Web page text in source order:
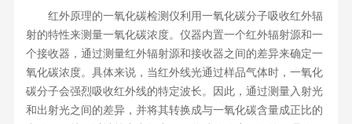
红外原理的一氧化碳检测仪利用一氧化碳分子吸收红外辐
射的特性来测量一氧化碳浓度。仪器内置一个红外辐射源和一
个接收器，通过测量红外辐射源和接收器之间的差异来确定一
氧化碳浓度。具体来说，当红外线光通过样品气体时，一氧化
碳分子会强烈吸收红外线的特定波长。因此，通过测量入射光
和出射光之间的差异，并将其转换成与一氧化碳含量成正比的